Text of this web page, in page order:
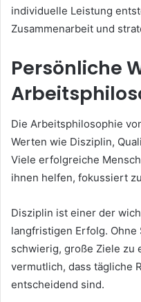
individuelle Leistung
Zusammenarbeit und
Persönliche
Die Arbeitsphilosophie
Werten wie Disziplin,
Viele erfolgreiche
ihnen helfen, fokussiert
Disziplin ist einer der
langfristigen Erfolg.
schwierig, große Ziele zu
vermutlich, dass tägliche
entscheidend sind.